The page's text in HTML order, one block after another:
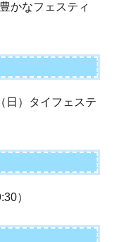
かなフェスティ
日）タイフェステ
）